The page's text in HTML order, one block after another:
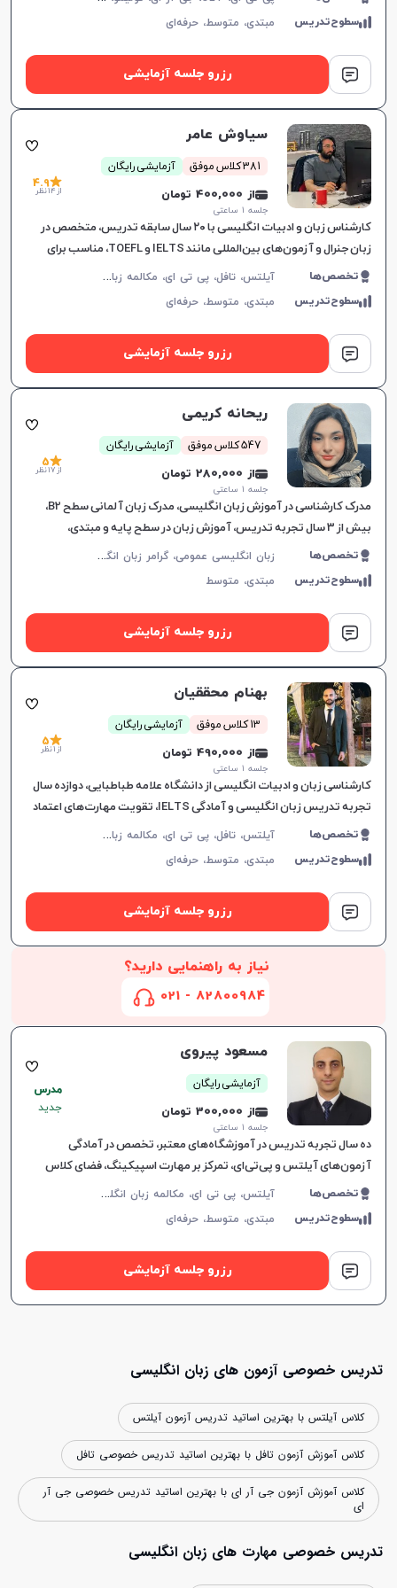
سطوح‌تدریس مبتدی، متوسط،حرفه‌ای
رزرو جلسه آزمایشی
سیاوش عامر
381 کلاس موفق آزمایشی رایگان
از 400,000 تومان
جلسه ۱ ساعتی
4.9
از 14 نظر
کارشناس زبان و ادبیات انگلیسی با ۲۰ سال سابقه تدریس، متخصص در
زبان جنرال و آزمون‌های بین‌المللی مانند IELTS و TOEFL، مناسب برای
تمامی سطوح و اهداف آموزشی.
تخصص‌ها آ
یلتس، تافل، پی تی ای، مکالمه زبان انگلیسی، گرامر زبان انگلیسی، زبان انگلیسی تجاری، زبان انگلیسی آمریکایی، زبان انگلیسی کنکور ارشد، زبان انگلیسی کنکور دکتری، زبان انگلیسی نهم دبیرستان، زبان انگلیسی دهم دبیرستان، زبان انگلیسی یازدهم دبیرستان، زبان انگلیسی دوازدهم دبیرستان، دولینگو، OET
سطوح‌تدریس مبتدی، متوسط،حرفه‌ای
رزرو جلسه آزمایشی
ریحانه کریمی
547 کلاس موفق آزمایشی رایگان
از 280,000 تومان
جلسه ۱ ساعتی
5
از 17 نظر
مدرک کارشناسی در آموزش زبان انگلیسی، مدرک زبان آلمانی سطح B2،
بیش از 3 سال تجربه تدریس، آموزش زبان در سطح پایه و مبتدی،
انعطاف‌پذیری در زمان‌بندی کلاس‌ها، ایجاد اعتماد به نفس و
تخصص‌ها ز
بان انگلیسی عمومی، گرامر زبان انگلیسی، زبان انگلیسی کنکور سراسری، زبان انگلیسی کنکور کاردانی، زبان انگلیسی هفتم دبیرستان، زبان انگلیسی هشتم دبیرستان، زبان انگلیسی نهم دبیرستان، زبان انگلیسی دهم دبیرستان، زبان انگلیسی یازدهم دبیرستان، زبان انگلیسی دوازدهم دبیرستان، مکالمه زبان انگلیسی، زبان انگلیسی آمریکایی، زبان انگلیسی کودکان، آیلتس، تافل، پی تی ای، زبان انگلیسی کنکور ارشد، زبان انگلیسی کنکور دکتری
سطوح‌تدریس مبتدی، متوسط
رزرو جلسه آزمایشی
بهنام محققیان
13 کلاس موفق آزمایشی رایگان
از 490,000 تومان
جلسه ۱ ساعتی
5
از 1 نظر
کارشناسی زبان و ادبیات انگلیسی از دانشگاه علامه طباطبایی، دوازده سال
تجربه تدریس زبان انگلیسی و آمادگی IELTS، تقویت مهارت‌های اعتماد
به نفس، مکالمه و گرامر، ارتباط موثر و یادگیری لذت‌ب
تخصص‌ها آ
یلتس، تافل، پی تی ای، مکالمه زبان انگلیسی، گرامر زبان انگلیسی، زبان انگلیسی تجاری، زبان انگلیسی آمریکایی، زبان انگلیسی کنکور ارشد، دولینگو، زبان انگلیسی عمومی، زبان انگلیسی کانادایی
سطوح‌تدریس مبتدی، متوسط،حرفه‌ای
رزرو جلسه آزمایشی
نیاز به راهنمایی دارید؟
82800984 - 021
مسعود پیروی
آزمایشی رایگان
از 300,000 تومان
جلسه ۱ ساعتی
مدرس
جدید
ده سال تجربه تدریس در آموزشگاه‌های معتبر، تخصص در آمادگی
آزمون‌های آیلتس و پی‌تی‌ای، تمرکز بر مهارت اسپیکینگ، فضای کلاس
پرانرژی و برنامه‌ریزی شخصی‌سازی‌شده.
تخصص‌ها آ
یلتس، پی تی ای، مکالمه زبان انگلیسی، زبان انگلیسی عمومی، گرامر زبان انگلیسی، زبان انگلیسی آمریکایی، زبان انگلیسی کنکور سراسری، زبان انگلیسی کنکور کاردانی، زبان انگلیسی کنکور ارشد، زبان انگلیسی کنکور دکتری، زبان انگلیسی هشتم دبیرستان، زبان انگلیسی نهم دبیرستان، زبان انگلیسی دهم دبیرستان، زبان انگلیسی یازدهم دبیرستان، زبان انگلیسی دوازدهم دبیرستان
سطوح‌تدریس مبتدی، متوسط،حرفه‌ای
رزرو جلسه آزمایشی
تدریس خصوصی آزمون های زبان انگلیسی
کلاس آیلتس با بهترین اساتید تدریس آزمون آیلتس
کلاس آموزش آزمون تافل با بهترین اساتید تدریس خصوصی تافل
کلاس آموزش آزمون جی آر ای با بهترین اساتید تدریس خصوصی جی آر
ای
تدریس خصوصی مهارت های زبان انگلیسی